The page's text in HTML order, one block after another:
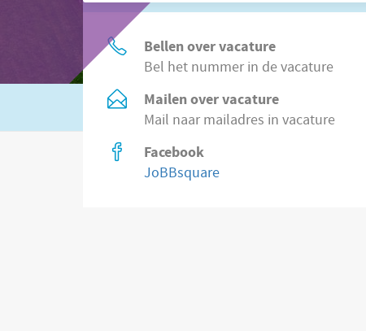
Of zoek in2.200 vacatures direct bij
Bellen over vacature
Bel het nummer in de vacature
Mailen over vacature
Mail naar mailadres in vacature
Facebook
JoBBsquare